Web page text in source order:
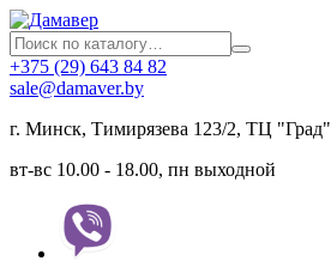
+375 (29) 643 84 82
sale@damaver.by
г. Минск, Тимирязева 123/2, ТЦ "Град"
вт-вс 10.00 - 18.00, пн выходной